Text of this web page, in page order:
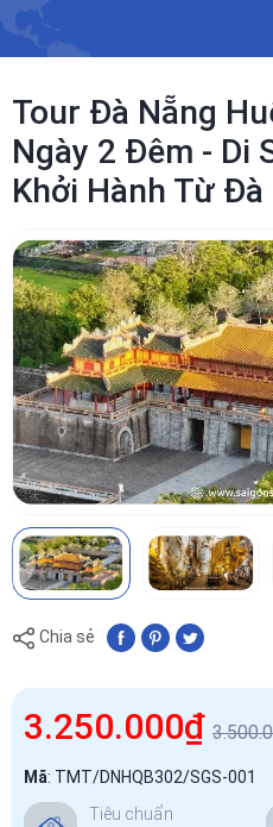
Tour Đà Nẵng
Ngày 2 Đêm - Di
Khởi Hành Từ Đà
Chia sẻ
3.250.000₫
Mã: TMT/DNHQB302/SGS-001
Tiêu chuẩn